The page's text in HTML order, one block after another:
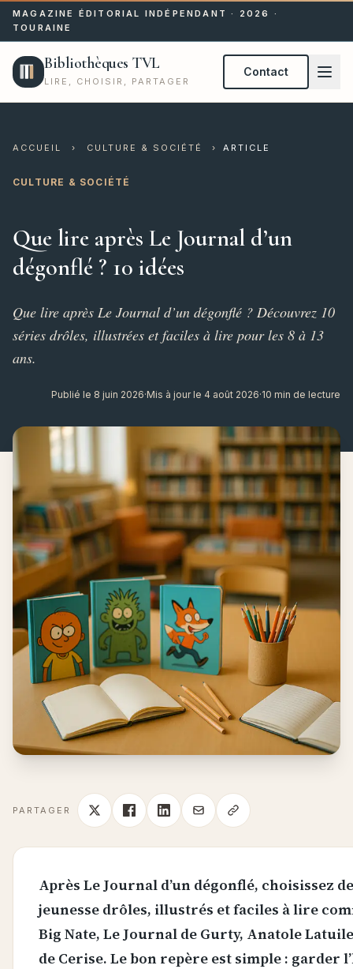
MAGAZINE ÉDITORIAL INDÉPENDANT · 2026 ·
TOURAINE
Bibliothèques TVL
LIRE, CHOISIR, PARTAGER
Contact
ACCUEIL › CULTURE & SOCIÉTÉ › ARTICLE
CULTURE & SOCIÉTÉ
Que lire après Le Journal d’un
dégonflé ? 10 idées
Que lire après Le Journal d’un dégonflé ? Découvrez 10
séries drôles, illustrées et faciles à lire pour les 8 à 13
ans.
Publié le 8 juin 2026·Mis à jour le 4 août 2026·10 min de lecture
PARTAGER
Après Le Journal d’un dégonflé, choisissez
jeunesse drôles, illustrés et faciles à lire
Big Nate, Le Journal de Gurty, Anatole
de Cerise. Le bon repère est simple : garder